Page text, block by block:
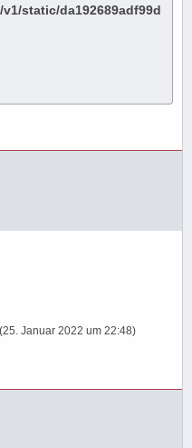
static/da192689adf99d
(25. Januar 2022 um 22:48)